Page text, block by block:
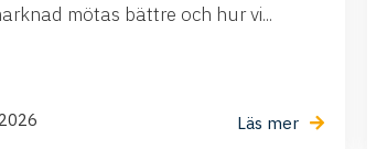
mötas bättre och hur vi...
Läs mer